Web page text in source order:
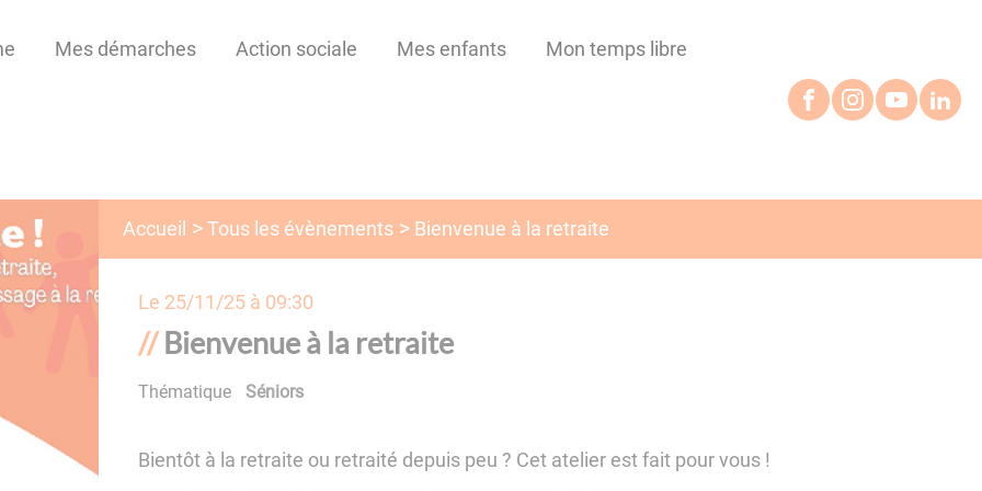
Mes démarches Action sociale Mes enfants Mon temps libre
Accueil Tous les évènements Bienvenue à la retraite
Le 25/11/25 à 09:30
Bienvenue à la retraite
Thématique Séniors
Bientôt à la retraite ou retraité depuis peu ? Cet atelier est fait pour vous !